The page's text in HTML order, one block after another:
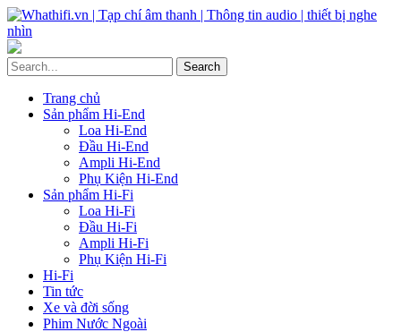
Trang chủ
Sản phẩm Hi-End
Loa Hi-End
Đầu Hi-End
Ampli Hi-End
Phụ Kiện Hi-End
Sản phẩm Hi-Fi
Loa Hi-Fi
Đầu Hi-Fi
Ampli Hi-Fi
Phụ Kiện Hi-Fi
Hi-Fi
Tin tức
Xe và đời sống
Phim Nước Ngoài